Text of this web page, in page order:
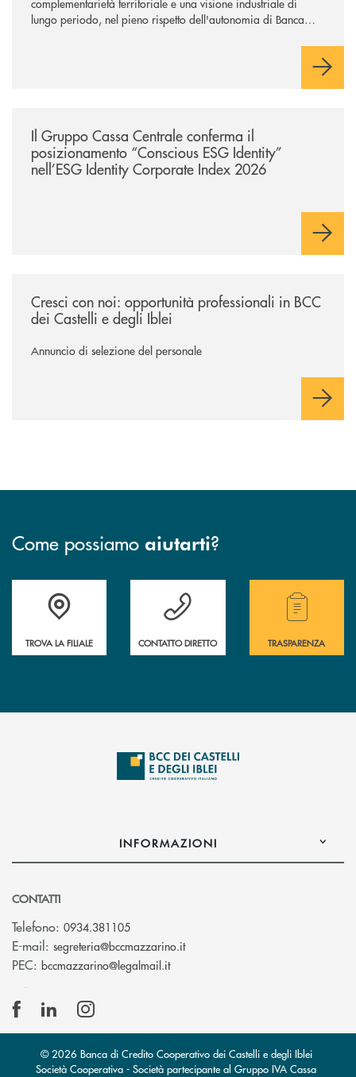
complementarietà territoriale e una visione industriale di
lungo periodo, nel pieno rispetto dell'autonomia di Banca
negoziazione esclusiva per la finalizzazione dell’operazione.
Il Gruppo Cassa Centrale conferma il
posizionamento “Conscious ESG Identity”
nell’ESG Identity Corporate Index 2026
Cresci con noi: opportunità professionali in BCC
dei Castelli e degli Iblei
Annuncio di selezione del personale
Come possiamo aiutarti?
Accedi all' elenco completo delle filiali .
TROVA LA FILIALE
Hai bisogno di assistenza immediata?
CONTATTO DIRETTO
Hai bisogno di
TRASPARENZA
INFORMAZIONI
CONTATTI
Telefono: 0934.381105
E-mail: segreteria@bccmazzarino.it(si apre l’app di posta
PEC: bccmazzarino@legalmail.it(si apre l’app di posta elettronica)
© 2026 Banca di Credito Cooperativo dei Castelli e degli Iblei
Società Cooperativa - Società partecipante al Gruppo IVA Cassa